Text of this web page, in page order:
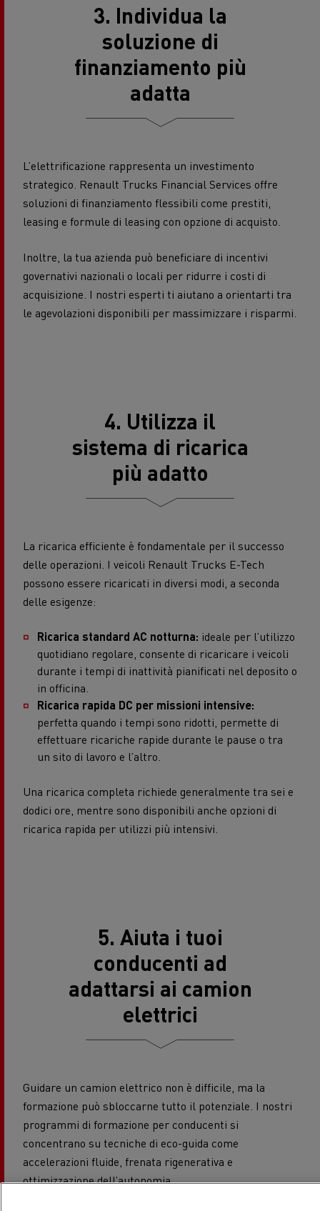
3. Individua la
soluzione di
finanziamento più
adatta
L’elettrificazione rappresenta un investimento
strategico. Renault Trucks Financial Services offre
soluzioni di finanziamento flessibili come prestiti,
leasing e formule di leasing con opzione di acquisto.
Inoltre, la tua azienda può beneficiare di incentivi
governativi nazionali o locali per ridurre i costi di
acquisizione. I nostri esperti ti aiutano a orientarti tra
le agevolazioni disponibili per massimizzare i risparmi.
4. Utilizza il
sistema di ricarica
più adatto
La ricarica efficiente è fondamentale per il successo
delle operazioni. I veicoli Renault Trucks E-Tech
possono essere ricaricati in diversi modi, a seconda
delle esigenze:
Ricarica standard AC notturna: ideale per l’utilizzo
quotidiano regolare, consente di ricaricare i veicoli
durante i tempi di inattività pianificati nel deposito o
in officina.
Ricarica rapida DC per missioni intensive:
perfetta quando i tempi sono ridotti, permette di
effettuare ricariche rapide durante le pause o tra
un sito di lavoro e l’altro.
Una ricarica completa richiede generalmente tra sei e
dodici ore, mentre sono disponibili anche opzioni di
ricarica rapida per utilizzi più intensivi.
5. Aiuta i tuoi
conducenti ad
adattarsi ai camion
elettrici
Guidare un camion elettrico non è difficile, ma la
formazione può sbloccarne tutto il potenziale. I nostri
programmi di formazione per conducenti si
concentrano su tecniche di eco-guida come
accelerazioni fluide, frenata rigenerativa e
ottimizzazione dell’autonomia.